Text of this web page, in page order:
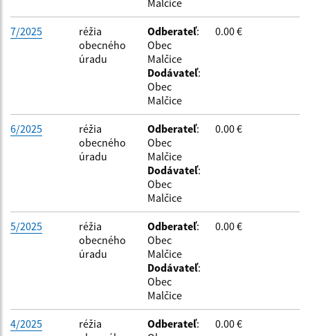
Filtrovať Reset
7/2025
réžia
obecného
úradu
Odberateľ:
Obec
Malčice
Dodávateľ:
Obec
Malčice
0.00 €
6/2025
réžia
obecného
úradu
Odberateľ:
Obec
Malčice
Dodávateľ:
Obec
Malčice
0.00 €
5/2025
réžia
obecného
úradu
Odberateľ:
Obec
Malčice
Dodávateľ:
Obec
Malčice
0.00 €
4/2025
réžia
Odberateľ:
0.00 €